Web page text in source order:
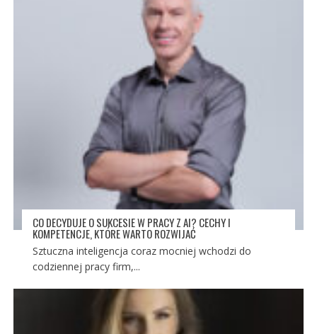
CO DECYDUJE O SUKCESIE W PRACY Z AI? CECHY I
KOMPETENCJE, KTÓRE WARTO ROZWIJAĆ
Sztuczna inteligencja coraz mocniej wchodzi do
codziennej pracy firm,...